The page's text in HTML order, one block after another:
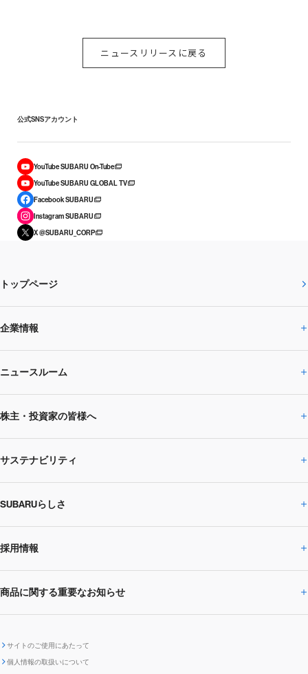
ニュースリリースに戻る
公式SNSアカウント
YouTube SUBARU On-Tube
YouTube SUBARU GLOBAL TV
Facebook SUBARU
Instagram SUBARU
X @SUBARU_CORP
トップページ
企業情報
企業情報トップ
SUBARUのありたい姿
SUBARU 2025方針
事業所・関係会社
ニュースルーム
ニュースルームトップ
ニュースリリース
閉じる
株主・投資家の皆様へ
株主・投資家の皆様へトップ
企業・経営
IRライブラリー
株主・投資家サポート
IRカレンダー
サステナビリティ
サステナビリティトップ
CEOサステナビリティ
環境
ガバナンス
SUBARUらしさ
SUBARUらしさトップ
SUBARUびと
SUBARUデザイン
採用情報
採用情報トップ
商品に関する重要なお知らせ
サイトのご使用にあたって
個人情報の取扱いについて